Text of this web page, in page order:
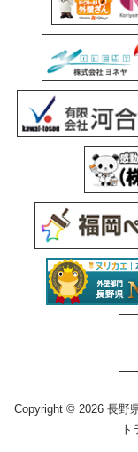
Copyright © 2026 長野